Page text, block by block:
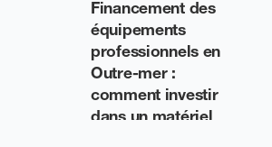
Financement des
équipements
professionnels en
Outre-mer :
comment investir
dans un matériel